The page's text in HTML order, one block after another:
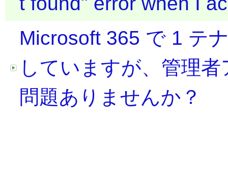
Microsoft 365 で 1 テ
していますが、管理
問題ありませんか？